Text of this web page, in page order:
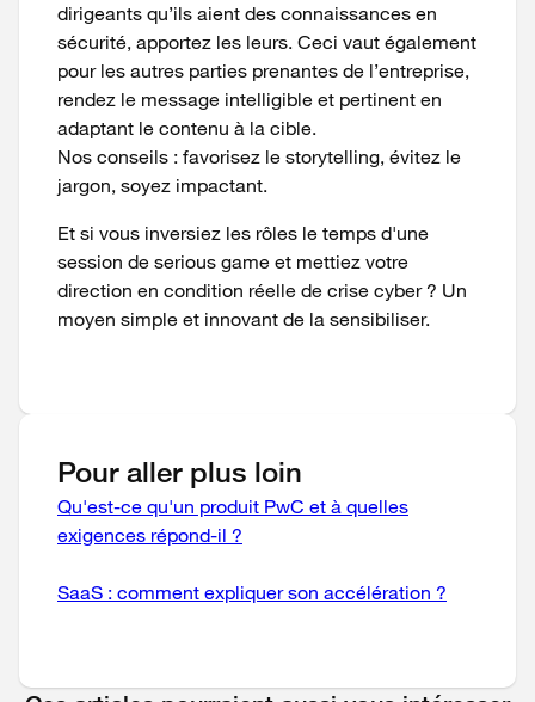
dirigeants qu’ils aient des connaissances en
sécurité, apportez les leurs. Ceci vaut également
pour les autres parties prenantes de l’entreprise,
rendez le message intelligible et pertinent en
adaptant le contenu à la cible.
Nos conseils : favorisez le storytelling, évitez le
jargon, soyez impactant.
Et si vous inversiez les rôles le temps d'une
session de serious game et mettiez votre
direction en condition réelle de crise cyber ? Un
moyen simple et innovant de la sensibiliser.
Pour aller plus loin
Qu'est-ce qu'un produit PwC et à quelles
exigences répond-il ?
SaaS : comment expliquer son accélération ?